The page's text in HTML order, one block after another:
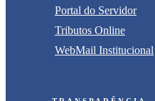
Portal do Servidor
Tributos Online
WebMail Institucional